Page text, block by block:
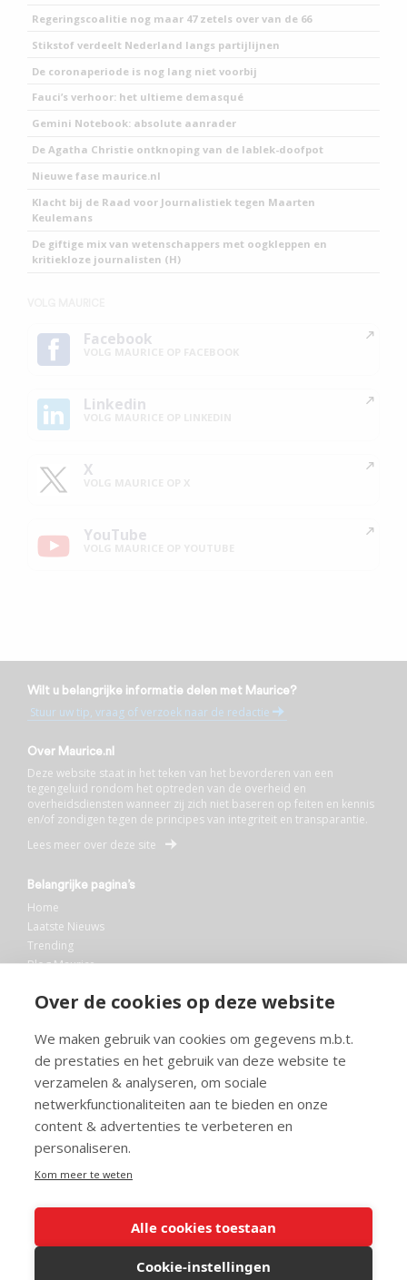
Over de cookies op deze website
We maken gebruik van cookies om gegevens m.b.t.
de prestaties en het gebruik van deze website te
verzamelen & analyseren, om sociale
netwerkfunctionaliteiten aan te bieden en onze
content & advertenties te verbeteren en
personaliseren.
Kom meer te weten
Alle cookies toestaan
Cookie-instellingen
Regeringscoalitie nog maar 47 zetels over van de 66
Stikstof verdeelt Nederland langs partijlijnen
De coronaperiode is nog lang niet voorbij
Fauci’s verhoor: het ultieme demasqué
Gemini Notebook: absolute aanrader
De Agatha Christie ontknoping van de lablek-doofpot
Nieuwe fase maurice.nl
Klacht bij de Raad voor Journalistiek tegen Maarten
Keulemans
De giftige mix van wetenschappers met oogkleppen en
kritiekloze journalisten (H)
Facebook
Linkedin
X
YouTube
Wilt u belangrijke informatie delen met Maurice?
Stuur uw tip, vraag of verzoek naar de redactie
Over Maurice.nl
Deze website staat in het teken van het bevorderen van een
tegengeluid rondom het optreden van de overheid en
overheidsdiensten wanneer zij zich niet baseren op feiten en kennis
en/of zondigen tegen de principes van integriteit en transparantie.
Lees meer over deze site
Belangrijke pagina’s
Home
Laatste Nieuws
Trending
Blog Maurice
Bibliotheek
Info en service
FAQ
Doneren
Privacy
Voorwaarden
Meedoen
© 2026 Maurice.nl - Alle rechten voorbehouden. Op alle artikelen rust
copyright. Voor meer info, mail naarcontact@maurice.nl.